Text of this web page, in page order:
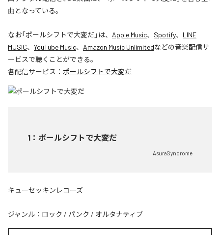
曲となっている。
なお「ポールシフトで大変だ 」は、 Apple Music、 Spotify、 LINE
MUSIC、 YouTube Music、 Amazon Music Unlimitedなどの音楽配信サ
ービスで聴くことができる。
各配信サービス： ポールシフトで大変だ
1 ： ポールシフトで大変だ
AsuraSyndrome
キューセッキンレコーズ
ジャンル： ロック / パンク / オルタナティブ